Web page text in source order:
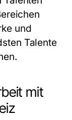
und
Talente
mit